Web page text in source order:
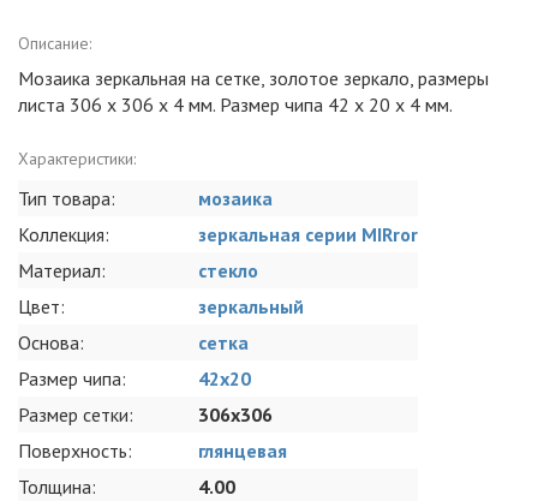
Описание:
Мозаика зеркальная на сетке, золотое зеркало, размеры
листа 306 х 306 х 4 мм. Размер чипа 42 х 20 x 4 мм.
Характеристики:
Тип товара:
мозаика
Коллекция:
зеркальная серии MIRror
Материал:
стекло
Цвет:
зеркальный
Основа:
сетка
Размер чипа:
42x20
Размер сетки:
306x306
Поверхность:
глянцевая
Толщина:
4.00